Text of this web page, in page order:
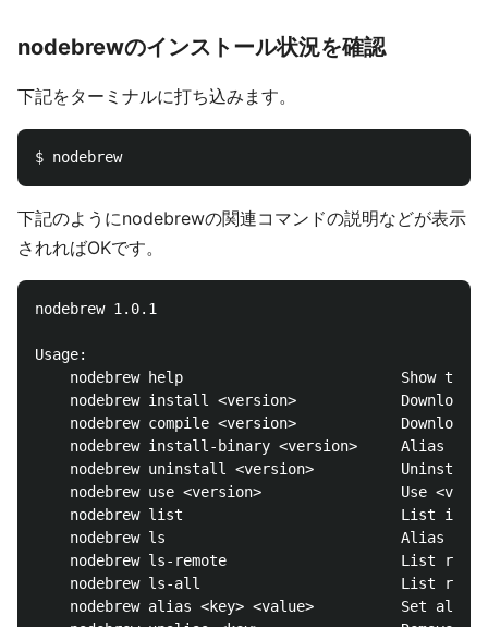
nodebrewのインストール状況を確認
下記をターミナルに打ち込みます。
下記のようにnodebrewの関連コマンドの説明などが表示
されればOKです。
nodebrew 1.0.1
Usage:
nodebrew help                         Show this
nodebrew install <version>            Download
nodebrew compile <version>            Download
nodebrew install-binary <version>     Alias of
nodebrew uninstall <version>          Uninstall
nodebrew use <version>                Use
nodebrew list                         List
nodebrew ls                           Alias for
nodebrew ls-remote                    List
nodebrew ls-all                       List
    nodebrew alias <key> <value>          Set alias